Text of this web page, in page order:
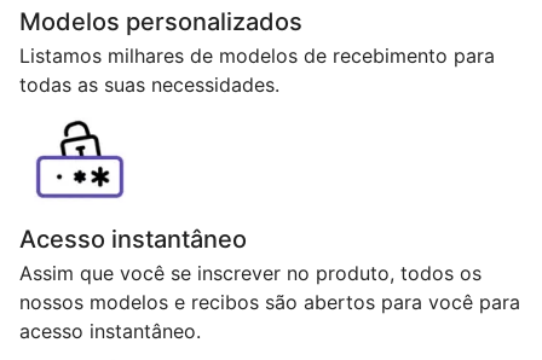
Modelos personalizados
Listamos milhares de modelos de recebimento para
todas as suas necessidades.
Acesso instantâneo
Assim que você se inscrever no produto, todos os
nossos modelos e recibos são abertos para você para
acesso instantâneo.